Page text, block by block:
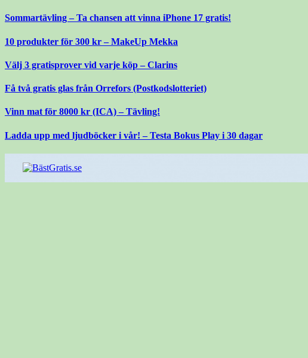
Gå
innehåll
Sommartävling – Ta chansen att vinna iPhone 17 gratis!
10 produkter för 300 kr – MakeUp Mekka
Välj 3 gratisprover vid varje köp – Clarins
Få två gratis glas från Orrefors (Postkodslotteriet)
Vinn mat för 8000 kr (ICA) – Tävling!
Ladda upp med ljudböcker i vår! – Testa Bokus Play i 30 dagar